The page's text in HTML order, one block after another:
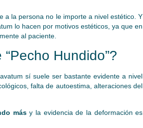
a la persona no le importe a nivel estético. Y
lo hacen por motivos estéticos, ya que en
al paciente.
Hundido”?
sí suele ser bastante evidente a nivel
falta de autoestima, alteraciones del
másy la evidencia de la deformación es